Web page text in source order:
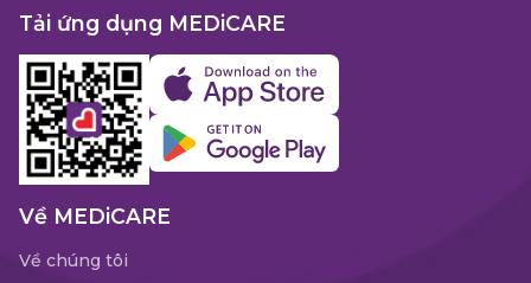
Tải ứng dụng MEDiCARE
Về MEDiCARE
Về chúng tôi